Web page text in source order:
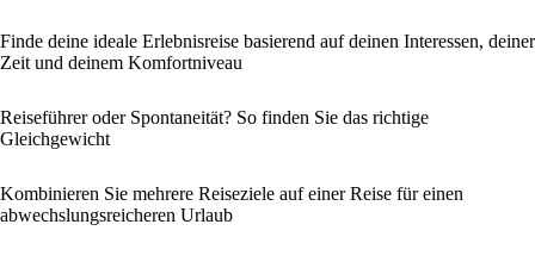
Finde deine ideale Erlebnisreise basierend auf deinen Interessen, deiner
Zeit und deinem Komfortniveau
Reiseführer oder Spontaneität? So finden Sie das richtige
Gleichgewicht
Kombinieren Sie mehrere Reiseziele auf einer Reise für einen
abwechslungsreicheren Urlaub